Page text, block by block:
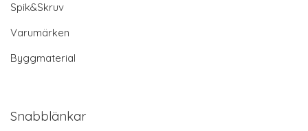
Spik&Skruv
Varumärken
Byggmaterial
Snabblänkar